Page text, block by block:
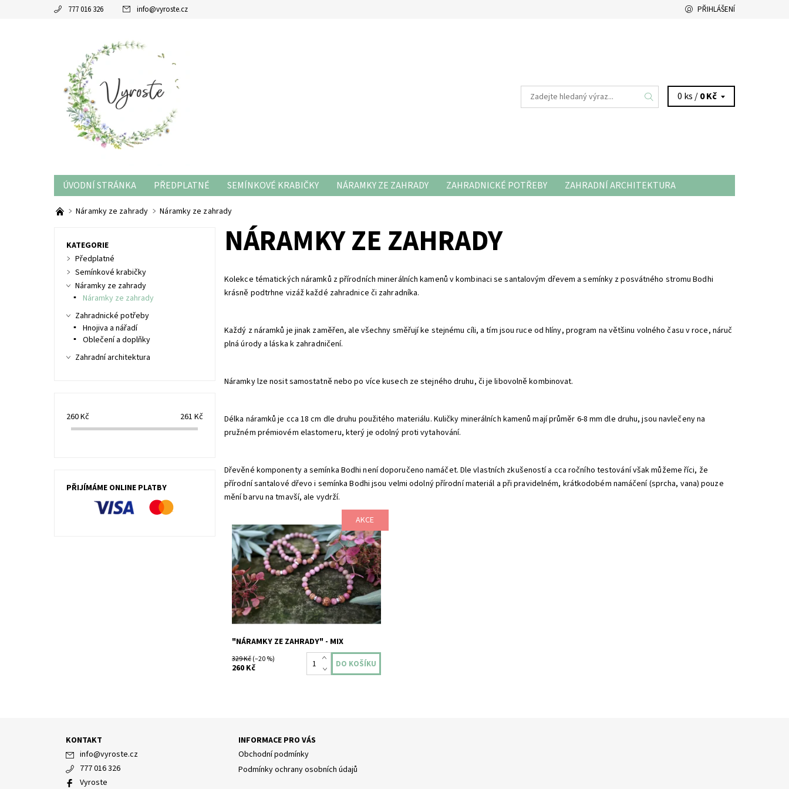
777 016 326 info@vyroste.cz PŘIHLÁŠENÍ
0 ks /0 Kč
ÚVODNÍ STRÁNKA PŘEDPLATNÉ SEMÍNKOVÉ KRABIČKY NÁRAMKY ZE ZAHRADY ZAHRADNICKÉ POTŘEBY
ZAHRADNÍ ARCHITEKTURA
RADY A TIPY
Náramky ze zahrady Náramky ze zahrady
NÁRAMKY ZE ZAHRADY
Kolekce tématických náramků z přírodních minerálních kamenů v kombinaci se santalovým dřevem a semínky z posvátného stromu Bodhi
krásně podtrhne vizáž každé zahradnice či zahradníka.
Každý z náramků je jinak zaměřen, ale všechny směřují ke stejnému cíli, a tím jsou ruce od hlíny, program na většinu volného času v roce, náruč
plná úrody a láska k zahradničení.
Náramky lze nosit samostatně nebo po více kusech ze stejného druhu, či je libovolně kombinovat.
Délka náramků je cca 18 cm dle druhu použitého materiálu. Kuličky minerálních kamenů mají průměr 6-8 mm dle druhu, jsou navlečeny na
pružném prémiovém elastomeru, který je odolný proti vytahování.
Dřevěné komponenty a semínka Bodhi není doporučeno namáčet. Dle vlastních zkušeností a cca ročního testování však můžeme říci, že
přírodní santalové dřevo i semínka Bodhi jsou velmi odolný přírodní materiál a při pravidelném, krátkodobém namáčení (sprcha, vana) pouze
mění barvu na tmavší, ale vydrží.
AKCE
Originální semínkové náramky VYROSTE s
příběhem mohou být krásným dárkem k
jakékoliv příležitosti. Třeba i jako dárek
pro svatební hosty....
Dostupnost:
Skladem
"NÁRAMKY ZE ZAHRADY" - MIX
329 Kč(–20 %)
260 Kč
KATEGORIE
Předplatné
Semínkové krabičky
Náramky ze zahrady
Náramky ze zahrady
Zahradnické potřeby
Hnojiva a nářadí
Oblečení a doplňky
Zahradní architektura
260Kč 261 Kč
PŘIJÍMÁME ONLINE PLATBY
KONTAKT
info@vyroste.cz
777 016 326
Vyroste
INFORMACE PRO VÁS
Obchodní podmínky
Podmínky ochrany osobních údajů